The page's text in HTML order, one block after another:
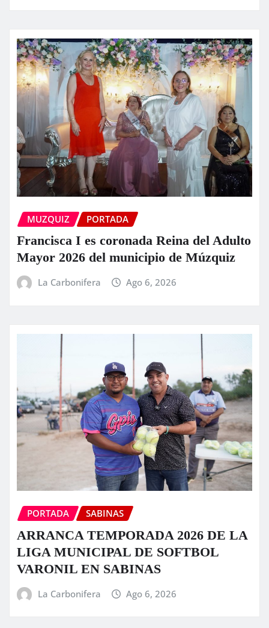
MUZQUIZ PORTADA
Francisca I es coronada Reina del Adulto
Mayor 2026 del municipio de Múzquiz
La Carbonifera Ago 6, 2026
PORTADA SABINAS
ARRANCA TEMPORADA 2026 DE LA
LIGA MUNICIPAL DE SOFTBOL
VARONIL EN SABINAS
La Carbonifera Ago 6, 2026